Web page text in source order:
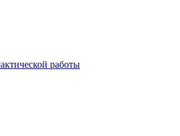
работы